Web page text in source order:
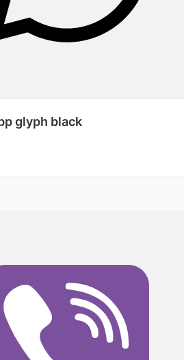
glyph black